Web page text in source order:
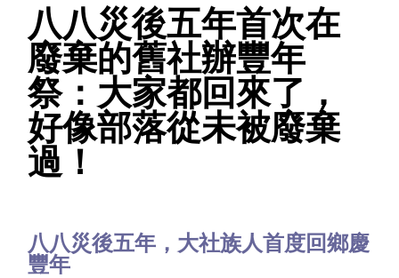
八八災後五年首次在
廢棄的舊社辦豐年
祭：大家都回來了，
好像部落從未被廢棄
過！
八八災後五年，大社族人首度回鄉慶
豐年